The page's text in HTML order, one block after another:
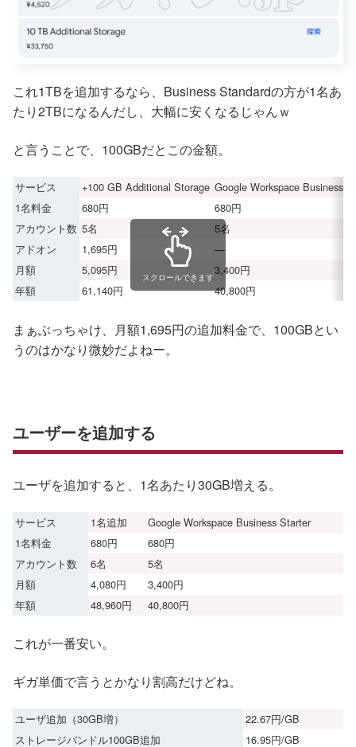
これ1TBを追加するなら、Business Standardの方が1名あ
たり2TBになるんだし、大幅に安くなるじゃんｗ
と言うことで、100GBだとこの金額。
サービス +100 GB Additional Storage Google Workspace Business
1名料金
680円
680円
アカウント数 5名
5名
アドオン
1,695円
—
月額
5,095円
3,400円
年額
61,140円 40,800円
スクロールできます
まぁぶっちゃけ、月額1,695円の追加料金で、100GBとい
うのはかなり微妙だよねー。
ユーザーを追加する
ユーザを追加すると、1名あたり30GB増える。
サービス 1名追加
Google Workspace Business Starter
1名料金
680円
680円
アカウント数
6名
5名
月額
4,080円
3,400円
年額
48,960円 40,800円
これが一番安い。
ギガ単価で言うとかなり割高だけどね。
ユーザ追加（30GB増）
22.67円/GB
ストレージバンドル100GB追加
16.95円/GB